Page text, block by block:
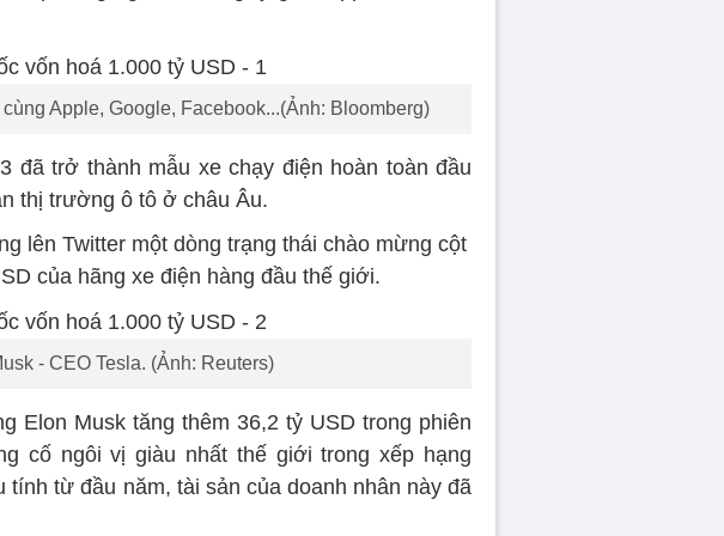
Apple, Google, Facebook...(Ảnh: Bloomberg)
đã trở thành mẫu xe chạy điện hoàn toàn đầu
thị trường ô tô ở châu Âu.
lên Twitter một dòng trạng thái chào mừng cột
của hãng xe điện hàng đầu thế giới.
- CEO Tesla. (Ảnh: Reuters)
Elon Musk tăng thêm 36,2 tỷ USD trong phiên
cố ngôi vị giàu nhất thế giới trong xếp hạng
tính từ đầu năm, tài sản của doanh nhân này đã